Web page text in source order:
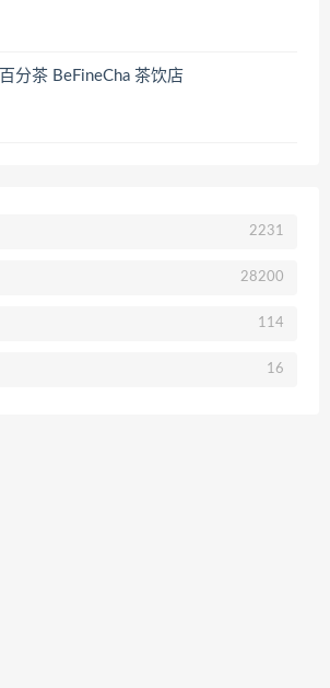
百分茶 BeFineCha 茶饮店
2231
28200
114
16